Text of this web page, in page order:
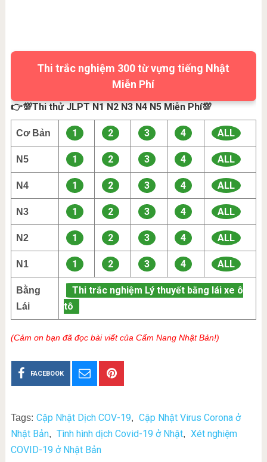
Thi trắc nghiệm 300 từ vựng tiếng Nhật
Miễn Phí
👉💯Thi thử JLPT N1 N2 N3 N4 N5 Miễn Phí💯
Cơ Bản 1 2 3 4 ALL
N5 1 2 3 4 ALL
N4 1 2 3 4 ALL
N3 1 2 3 4 ALL
N2 1 2 3 4 ALL
N1 1 2 3 4 ALL
Bằng
Lái
Thi trắc nghiệm Lý thuyết bằng lái xe ô
tô
(Cảm ơn bạn đã đọc bài viết của Cẩm Nang Nhật Bản!)
FACEBOOK
Tags: Cập Nhật Dịch COV-19, Cập Nhật Virus Corona ở
Nhật Bản, Tình hình dịch Covid-19 ở Nhật, Xét nghiệm
COVID-19 ở Nhật Bản